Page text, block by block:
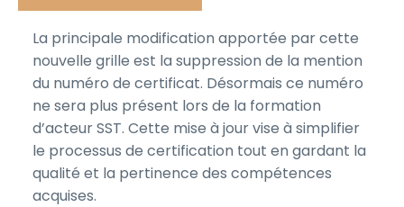
La principale modification apportée par cette
nouvelle grille est la suppression de la mention
du numéro de certificat. Désormais ce numéro
ne sera plus présent lors de la formation
d’acteur SST. Cette mise à jour vise à simplifier
le processus de certification tout en gardant la
qualité et la pertinence des compétences
acquises.